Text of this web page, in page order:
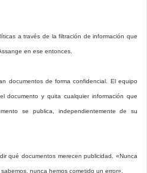
a través de la filtración de información que
en ese entonces.
documentos de forma confidencial. El equipo
documento y quita cualquier información que
se publica, independientemente de su
qué documentos merecen publicidad. «Nunca
nunca hemos cometido un error».